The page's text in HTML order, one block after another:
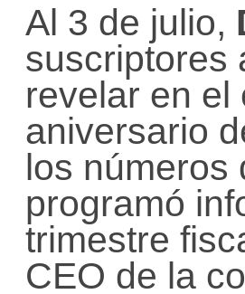
Al 3 de julio,
suscriptores
revelar en el
aniversario
los números
programó
trimestre
CEO de la